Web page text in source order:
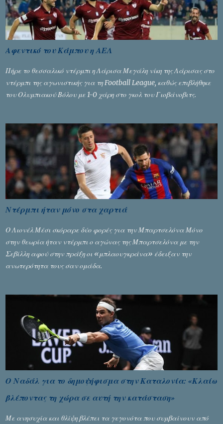
Αφεντικό του Κάμπου η ΑΕΛ
Πήρε το θεσσαλικό ντέρμπι η Λάρισα Μεγάλη νίκη της Λάρισας στο
ντέρμπι της αγωνιστικής για τη Football League, καθώς επιβλήθηκε
του Ολυμπιακού Βόλου με 1-0 χάρη στο γκολ του Γιοβάνοβιτς.
Ντέρμπι ήταν μόνο στα χαρτιά
Ο Λιονέλ Μέσι σκόραρε δύο φορές για την Μπαρτσελόνα Μόνο
στην θεωρία ήταν ντέρμπι ο αγώνας της Μπαρτσελόνα με την
Σεβίλλη αφού στην πράξη οι «μπλαουγκράνα» έδειξαν την
ανωτερότητα τους σαν ομάδα.
Ο Ναδάλ για το δημοψήφισμα στην Καταλονία: «Κλαίω
βλέποντας τη χώρα σε αυτή την κατάσταση»
Με ανησυχία και θλίψη βλέπει τα γεγονότα που συμβαίνουν από